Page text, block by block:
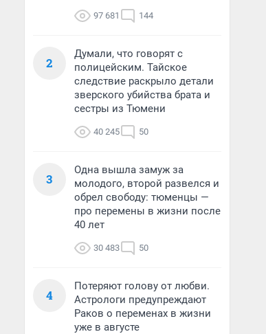
97 681 144
2
Думали, что говорят с
полицейским. Тайское
следствие раскрыло детали
зверского убийства брата и
сестры из Тюмени
40 245 50
3
Одна вышла замуж за
молодого, второй развелся и
обрел свободу: тюменцы —
про перемены в жизни после
40 лет
30 483 50
4
Потеряют голову от любви.
Астрологи предупреждают
Раков о переменах в жизни
уже в августе